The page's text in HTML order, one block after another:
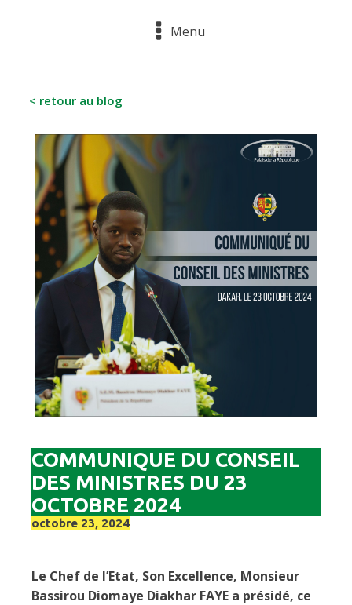
Menu
< retour au blog
COMMUNIQUE DU CONSEIL
DES MINISTRES DU 23
OCTOBRE 2024
octobre 23, 2024
Le Chef de l’Etat, Son Excellence, Monsieur
Bassirou Diomaye Diakhar FAYE a présidé, ce